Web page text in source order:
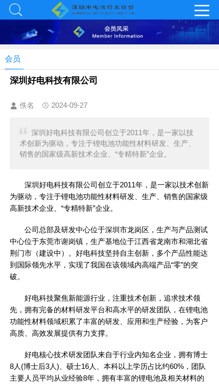
会员
深圳好电科技有限公司
佚名 2024-09-27
深圳好电科技有限公司创立于2011年，是一家以技
术创新为驱动，专注于锂电池功能性材料研发、生产、
销售的国家级高新技术企业、“专精特新”企业。
深圳好电科技有限公司创立于2011年，是一家以技术创新
为驱动，专注于锂电池功能性材料研发、生产、销售的国家级
高新技术企业、“专精特新”企业。
公司总部及研发中心位于深圳市龙岗区，生产与产品测试
中心位于东莞市谢岗镇，生产基地位于江西省龙南市和湖北省
荆门市（建设中）。好电科技坚持自主创新，多个产品性能达
到国际领先水平，实现了我国在该领域内高端产品“零”的突
破。
好电科技聚焦新能源行业，注重技术创新，追求技术领
先，拥有完备的材料研发平台和高水平的研发团队，在锂电池
功能性材料领域积累了丰富的研发、应用和生产经验，为客户
高质、高效发展提供有力支撑。
好电核心技术研发团队来自于行业内知名企业，拥有博士
8人(博士后3人)、硕士16人、本科以上学历占比约60%，团队
主要人员平均从业经验8年，拥有丰富的锂电池及相关材料的